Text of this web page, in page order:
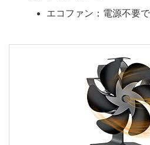
エコファン：電源不要